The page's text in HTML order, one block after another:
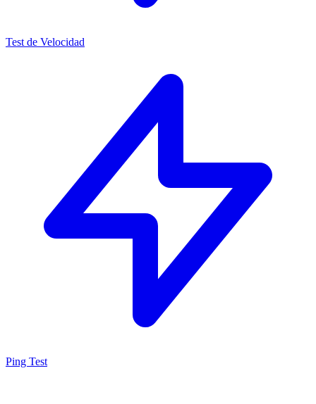
Test de Velocidad
Ping Test